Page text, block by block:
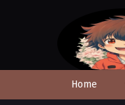
Home